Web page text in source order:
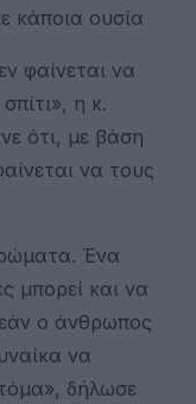
κάποια ουσία
φαίνεται να
η κ.
ότι, με βάση
να τους
Ένα
μπορεί και να
ο άνθρωπος
να
δήλωσε